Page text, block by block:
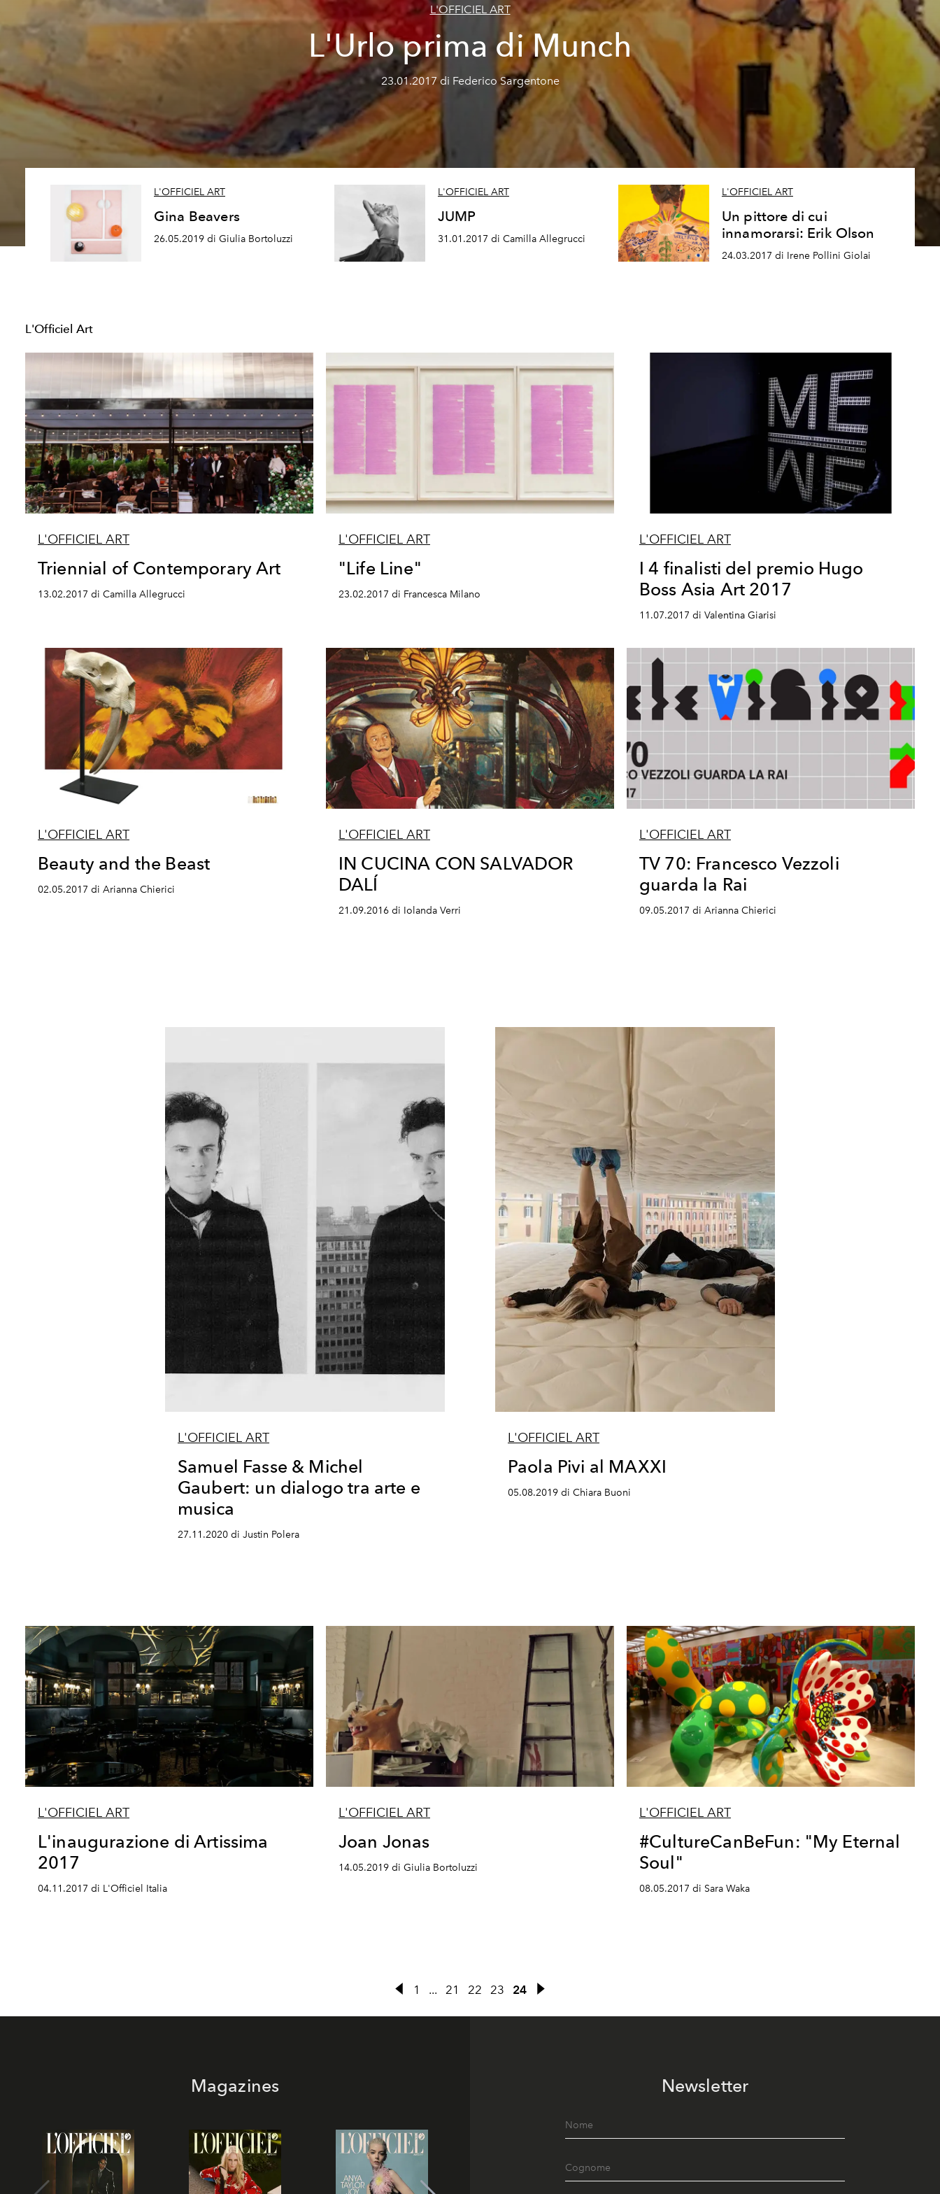
L'OFFICIEL ART
L'Urlo prima di Munch
23.01.2017 di Federico Sargentone
L'OFFICIEL ART
Gina Beavers
26.05.2019 di Giulia Bortoluzzi
L'OFFICIEL ART
JUMP
31.01.2017 di Camilla Allegrucci
L'OFFICIEL ART
Un pittore di cui
innamorarsi: Erik Olson
24.03.2017 di Irene Pollini Giolai
L'Officiel Art
L'OFFICIEL ART
Triennial of Contemporary Art
13.02.2017 di Camilla Allegrucci
L'OFFICIEL ART
"Life Line"
23.02.2017 di Francesca Milano
L'OFFICIEL ART
I 4 finalisti del premio Hugo
Boss Asia Art 2017
11.07.2017 di Valentina Giarisi
L'OFFICIEL ART
Beauty and the Beast
02.05.2017 di Arianna Chierici
L'OFFICIEL ART
IN CUCINA CON SALVADOR
DALÍ
21.09.2016 di Iolanda Verri
L'OFFICIEL ART
TV 70: Francesco Vezzoli
guarda la Rai
09.05.2017 di Arianna Chierici
L'OFFICIEL ART
Samuel Fasse & Michel
Gaubert: un dialogo tra arte e
musica
27.11.2020 di Justin Polera
L'OFFICIEL ART
Paola Pivi al MAXXI
05.08.2019 di Chiara Buoni
L'OFFICIEL ART
L'inaugurazione di Artissima
2017
04.11.2017 di L'Officiel Italia
L'OFFICIEL ART
Joan Jonas
14.05.2019 di Giulia Bortoluzzi
L'OFFICIEL ART
#CultureCanBeFun: "My Eternal
Soul"
08.05.2017 di Sara Waka
1 ... 21 22 23 24
Magazines Newsletter